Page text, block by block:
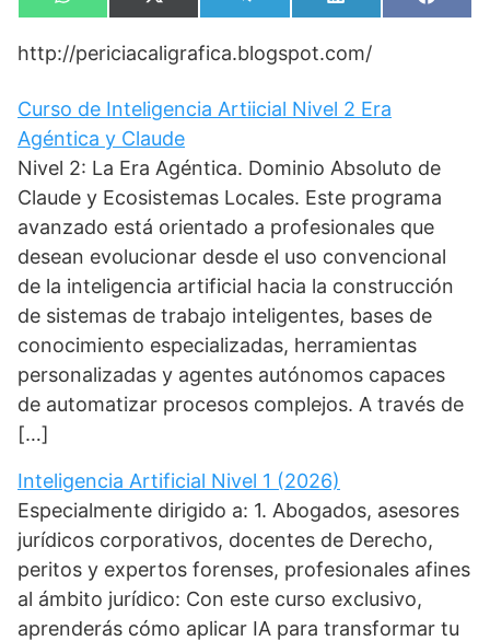
en
h
t
p
p
en
(
w
t
e
r
)
en
e
e
a
m
en
i
k
I
n
en
a
http://periciacaligrafica.blogspot.com/
Curso de Inteligencia Artiicial Nivel 2 Era
Agéntica y Claude
Nivel 2: La Era Agéntica. Dominio Absoluto de
Claude y Ecosistemas Locales. Este programa
avanzado está orientado a profesionales que
desean evolucionar desde el uso convencional
de la inteligencia artificial hacia la construcción
de sistemas de trabajo inteligentes, bases de
conocimiento especializadas, herramientas
personalizadas y agentes autónomos capaces
de automatizar procesos complejos. A través de
[…]
Inteligencia Artificial Nivel 1 (2026)
Especialmente dirigido a: 1. Abogados, asesores
jurídicos corporativos, docentes de Derecho,
peritos y expertos forenses, profesionales afines
al ámbito jurídico: Con este curso exclusivo,
aprenderás cómo aplicar IA para transformar tu